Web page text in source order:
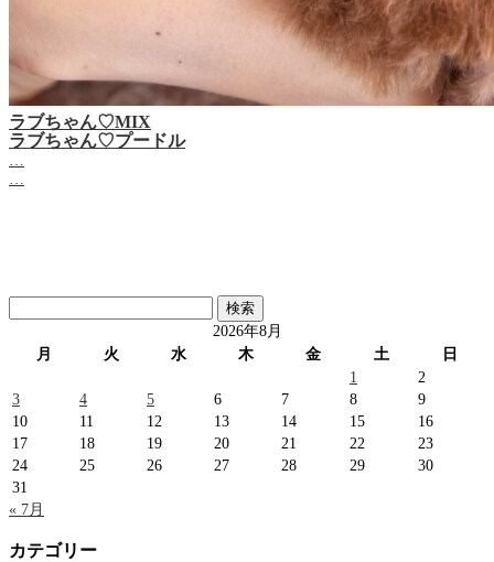
ラブちゃん♡プードル
ラブちゃん♡MIX
索:
2026年8月
月
火 水 木 金 土
日
1
2
3
4 5 6 7 8
9
10
11 12 13 14 15
16
17
18 19 20 21 22
23
24
25 26 27 28 29
30
31
« 7月
カテゴリー